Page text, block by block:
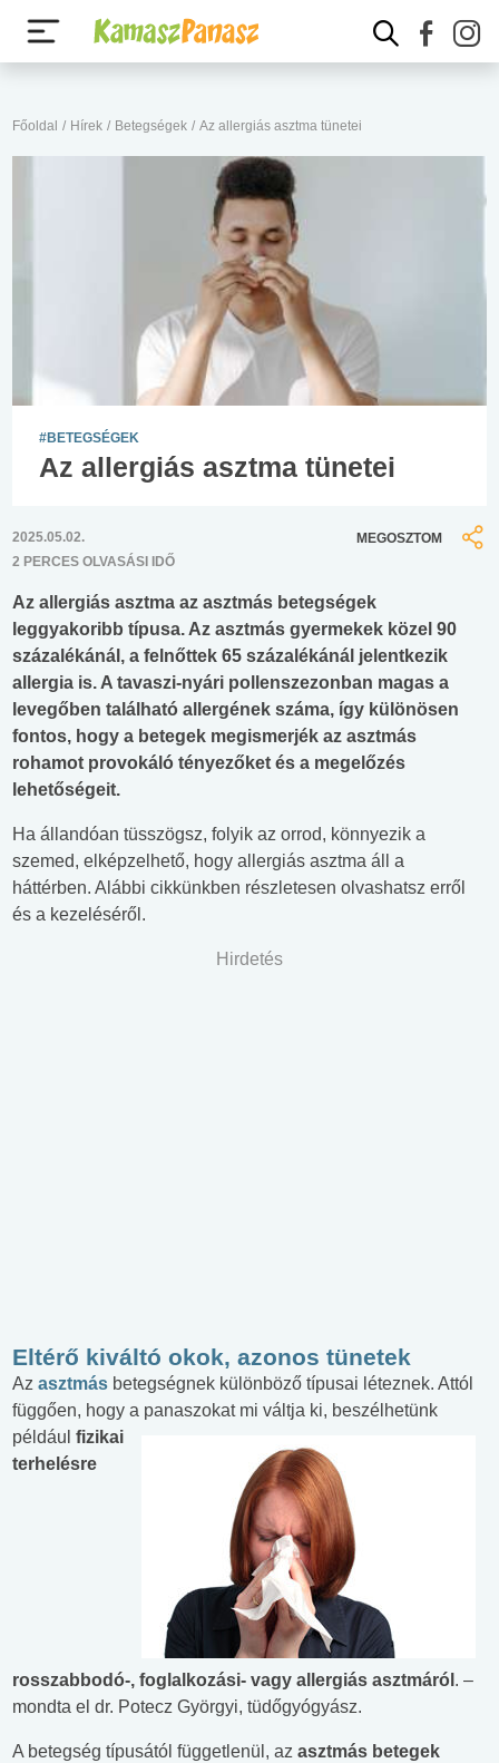
Főoldal / Hírek / Betegségek / Az allergiás asztma tünetei
#BETEGSÉGEK
Az allergiás asztma tünetei
2025.05.02.
2 PERCES OLVASÁSI IDŐ
MEGOSZTOM
Az allergiás asztma az asztmás betegségek
leggyakoribb típusa. Az asztmás gyermekek közel 90
százalékánál, a felnőttek 65 százalékánál jelentkezik
allergia is. A tavaszi-nyári pollenszezonban magas a
levegőben található allergének száma, így különösen
fontos, hogy a betegek megismerjék az asztmás
rohamot provokáló tényezőket és a megelőzés
lehetőségeit.
Ha állandóan tüsszögsz, folyik az orrod, könnyezik a
szemed, elképzelhető, hogy allergiás asztma áll a
háttérben. Alábbi cikkünkben részletesen olvashatsz erről
és a kezeléséről.
Hirdetés
Eltérő kiváltó okok, azonos tünetek
Az asztmás betegségnek különböző típusai léteznek. Attól
függően, hogy a panaszokat mi váltja ki, beszélhetünk
például fizikai
terhelésre
rosszabbodó-, foglalkozási- vagy allergiás asztmáról . –
mondta el dr. Potecz Györgyi, tüdőgyógyász.
A betegség típusától függetlenül, az asztmás betegek